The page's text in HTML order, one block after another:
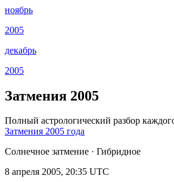
ноябрь
2005
декабрь
2005
Затмения 2005
Полный астрологический разбор
Затмения 2005 года
Солнечное затмение · Гибридное
8 апреля 2005, 20:35 UTC